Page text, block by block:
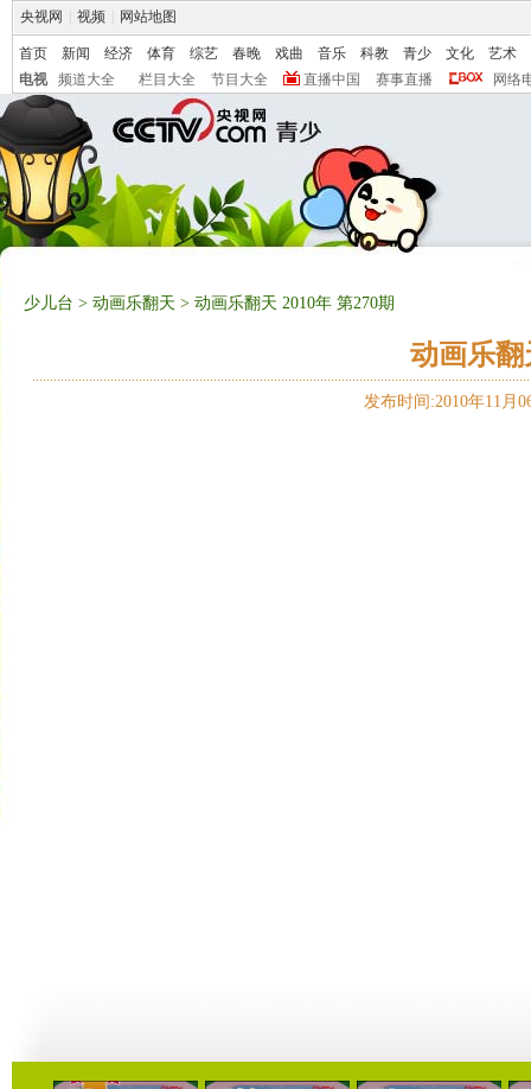
央视网 视频 网站地图
首页 新闻 经济 体育 综艺 春晚 戏曲 音乐 科教 青少 文化
艺术
电视
频道大全 栏目大全 节目大全 直播中国 赛事直播 网络
少儿台 > 动画乐翻天 > 动画乐翻天 2010年 第270期
动画乐翻
发布时间:2010年11月
01:03 01:03 01:03